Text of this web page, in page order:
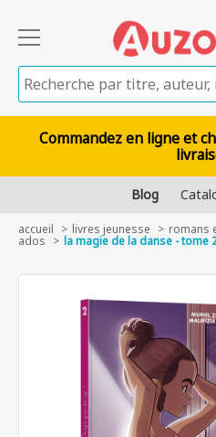
Commandez en ligne et
Blog
accueil livres jeunesse romans
ados la magie de la danse - tome